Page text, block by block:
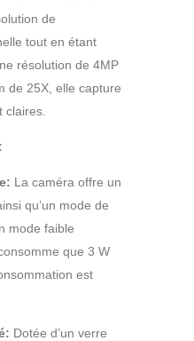
de
tout en étant
résolution de 4MP
de 25X, elle capture
claires.
La caméra offre un
qu’un mode de
mode faible
que 3 W
est
Dotée d’un verre